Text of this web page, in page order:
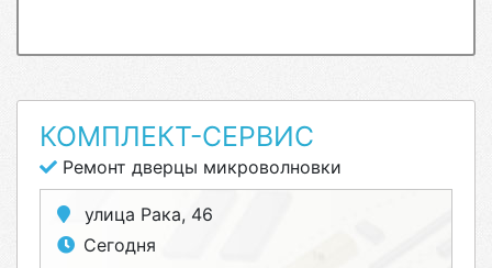
КОМПЛЕКТ-СЕРВИС
Ремонт дверцы микроволновки
улица Рака, 46
Сегодня